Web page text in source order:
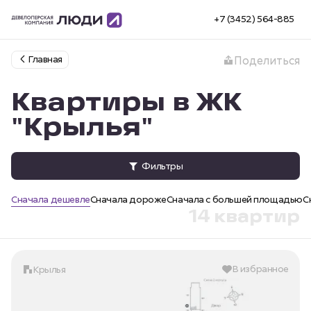
+7 (3452) 564-885
Главная Поделиться
Квартиры в ЖК
"Крылья"
Фильтры
Сначала дешевлеСначала дорожеСначала с большей площадью
14 квартир
Крылья В избранное